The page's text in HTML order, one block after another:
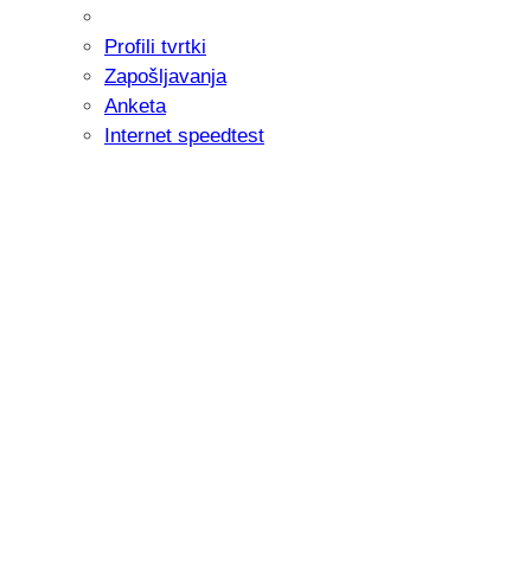
Profili tvrtki
Zapošljavanja
Anketa
Internet speedtest